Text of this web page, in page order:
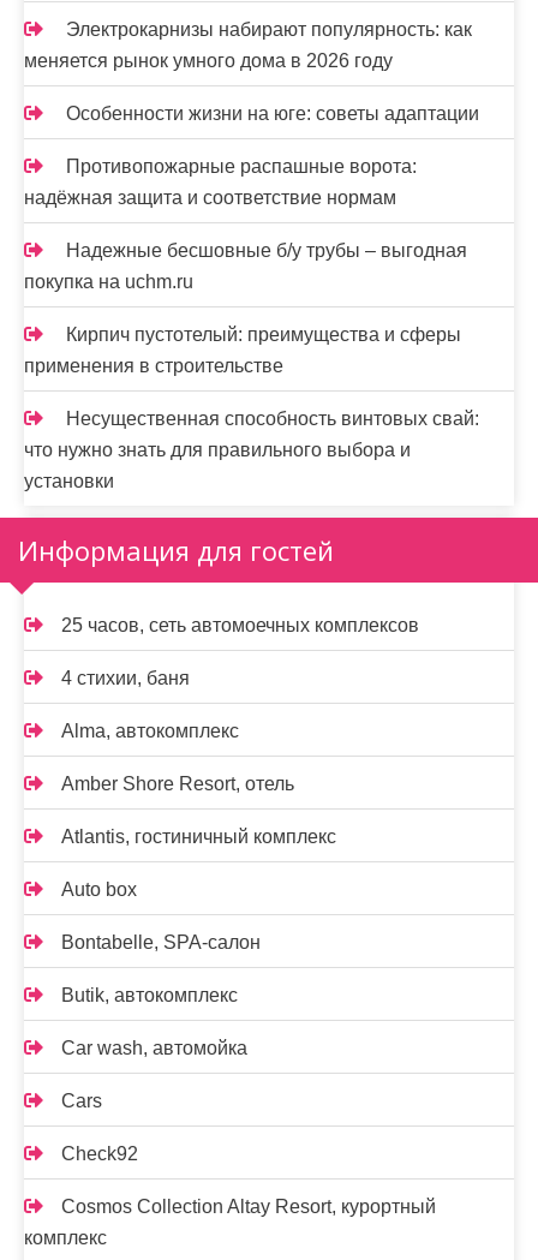
Электрокарнизы набирают популярность: как
меняется рынок умного дома в 2026 году
Особенности жизни на юге: советы адаптации
Противопожарные распашные ворота:
надёжная защита и соответствие нормам
Надежные бесшовные б/у трубы – выгодная
покупка на uchm.ru
Кирпич пустотелый: преимущества и сферы
применения в строительстве
Несущественная способность винтовых свай:
что нужно знать для правильного выбора и
установки
Информация для гостей
25 часов, сеть автомоечных комплексов
4 стихии, баня
Alma, автокомплекс
Amber Shore Resort, отель
Atlantis, гостиничный комплекс
Auto box
Bontabelle, SPA-салон
Butik, автокомплекс
Car wash, автомойка
Cars
Check92
Cosmos Collection Altay Resort, курортный
комплекс